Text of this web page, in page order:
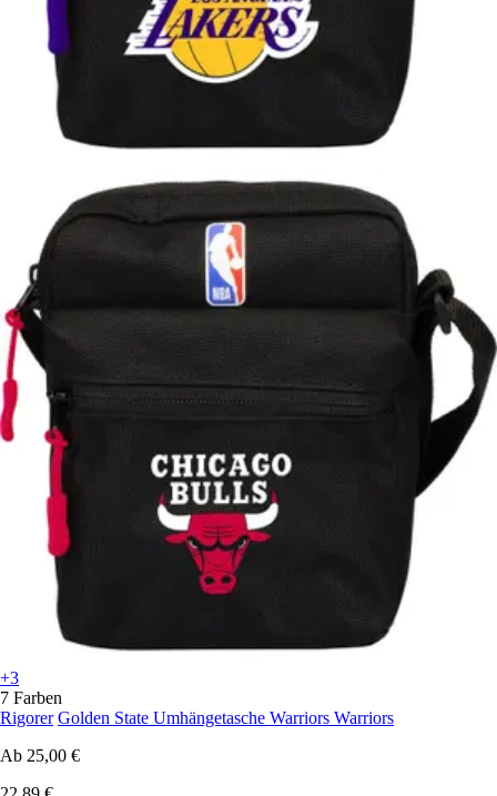
+3
7 Farben
Rigorer Golden State Umhängetasche Warriors Warriors
Ab 25,00 €